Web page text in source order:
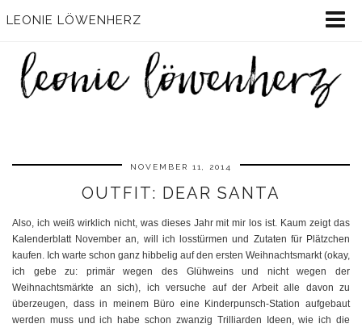
LEONIE LÖWENHERZ
NOVEMBER 11, 2014
OUTFIT: DEAR SANTA
Also, ich weiß wirklich nicht, was dieses Jahr mit mir los ist. Kaum zeigt das
Kalenderblatt November an, will ich losstürmen und Zutaten für Plätzchen
kaufen. Ich warte schon ganz hibbelig auf den ersten Weihnachtsmarkt (okay,
ich gebe zu: primär wegen des Glühweins und nicht wegen der
Weihnachtsmärkte an sich), ich versuche auf der Arbeit alle davon zu
überzeugen, dass in meinem Büro eine Kinderpunsch-Station aufgebaut
werden muss und ich habe schon zwanzig Trilliarden Ideen, wie ich die